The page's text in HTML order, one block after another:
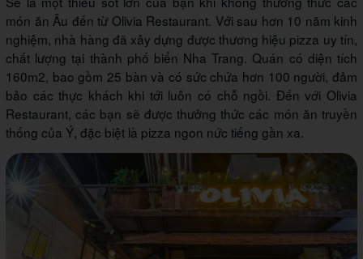
món ăn Âu đến từ Olivia Restaurant. Với sau hơn 10 năm kinh
nghiệm, nhà hàng đã xây dựng được thương hiệu pizza uy tín,
chất lượng tại thành phố biển Nha Trang. Quán có diện tích
160m2, bao gồm 25 bàn và có sức chứa hơn 100 người, đảm
bảo các thực khách khi tới luôn có chỗ ngồi. Đến với Olivia
Restaurant, các bạn sẽ được thưởng thức các món ăn truyền
thống của Ý, đặc biệt là pizza ngon nức tiếng gần xa.